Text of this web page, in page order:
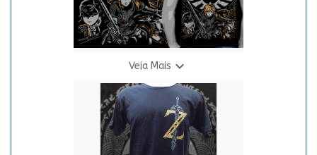
Veja Mais 
Camiseta The Legend of Zelda - Link (Costas)
R$ 69,90
3 X R$ 24,94